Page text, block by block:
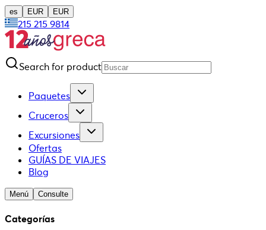
es EUR EUR
215 215 9814
Search for product
Paquetes
Cruceros
Excursiones
Ofertas
GUÍAS DE VIAJES
Blog
Menú Consulte
Categorías